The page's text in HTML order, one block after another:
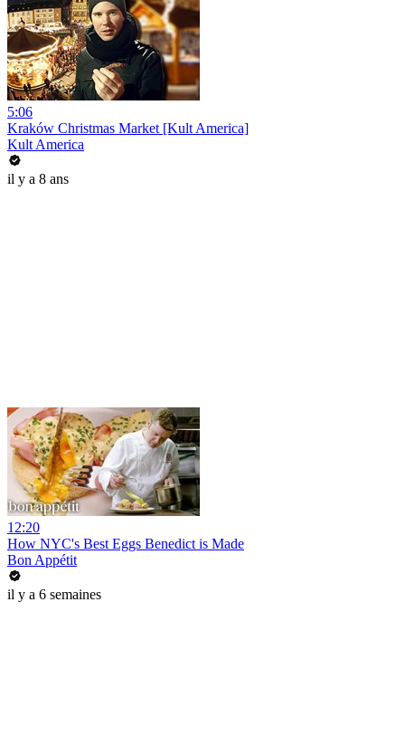
5:06
Kraków Christmas Market [Kult America]
Kult America
il y a 8 ans
12:20
How NYC's Best Eggs Benedict is Made
Bon Appétit
il y a 6 semaines